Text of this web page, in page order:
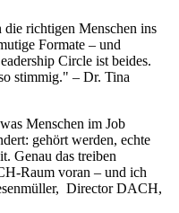
richtigen Menschen ins
Formate – und
Circle ist beides.
stimmig." – Dr. Tina
Menschen im Job
gehört werden, echte
Genau das treiben
Raum voran – und ich
Director DACH,